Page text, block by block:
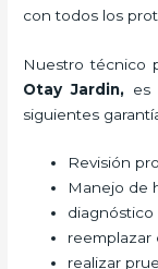
con todos los
Nuestro técnico
Otay Jardin, es
siguientes
Revisión
Manejo de
diagnóstico
reemplazar
realizar